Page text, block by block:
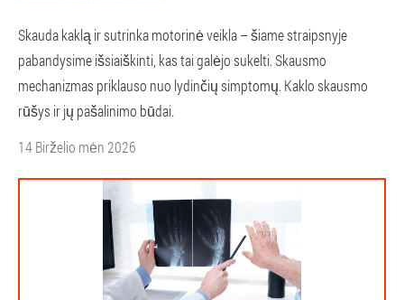
Skauda kaklą ir sutrinka motorinė veikla – šiame straipsnyje
pabandysime išsiaiškinti, kas tai galėjo sukelti. Skausmo
mechanizmas priklauso nuo lydinčių simptomų. Kaklo skausmo
rūšys ir jų pašalinimo būdai.
14 Birželio mėn 2026